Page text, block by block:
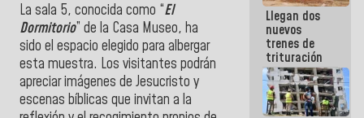
La sala 5, conocida como “El
Dormitorio” de la Casa Museo, ha
sido el espacio elegido para albergar
esta muestra. Los visitantes podrán
apreciar imágenes de Jesucristo y
escenas bíblicas que invitan a la
Llegan dos
nuevos
trenes de
trituración
para
optimizar
manejo de
escombros